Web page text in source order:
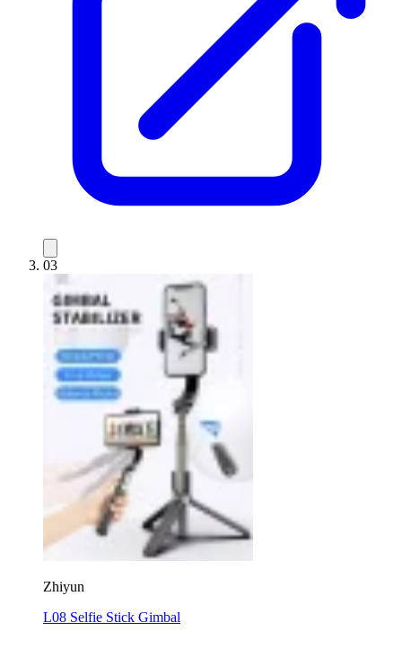
03
Zhiyun
L08 Selfie Stick Gimbal